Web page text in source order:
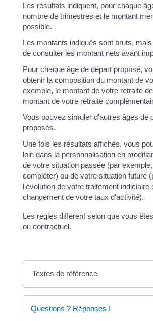
Les résultats indiquent, pour chaque
nombre de trimestres et le montant
possible.
Les montants indiqués sont bruts,
de consulter les montant nets avant
Pour chaque âge de départ proposé,
obtenir la composition du montant de
exemple, le montant de votre retraite
montant de votre retraite
Vous pouvez simuler d'autres âges de
proposés.
Une fois les résultats affichés, vous
loin dans la personnalisation en
de votre situation passée (par
compléter) ou de votre situation future
l'évolution de votre traitement indiciaire
changement de votre taux d'activité).
Les règles diffèrent selon que vous
ou contractuel.
Textes de référence
Questions ? Réponses !